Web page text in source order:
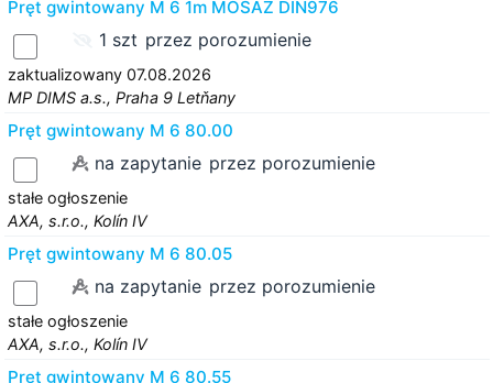
Pręt gwintowany M 6 1m MOSAZ DIN976
1 szt przez porozumienie
zaktualizowany 07.08.2026
MP DIMS a.s., Praha 9 Letňany
Pręt gwintowany M 6 80.00
na zapytanie przez porozumienie
stałe ogłoszenie
AXA, s.r.o., Kolín IV
Pręt gwintowany M 6 80.05
na zapytanie przez porozumienie
stałe ogłoszenie
AXA, s.r.o., Kolín IV
Pręt gwintowany M 6 80.55